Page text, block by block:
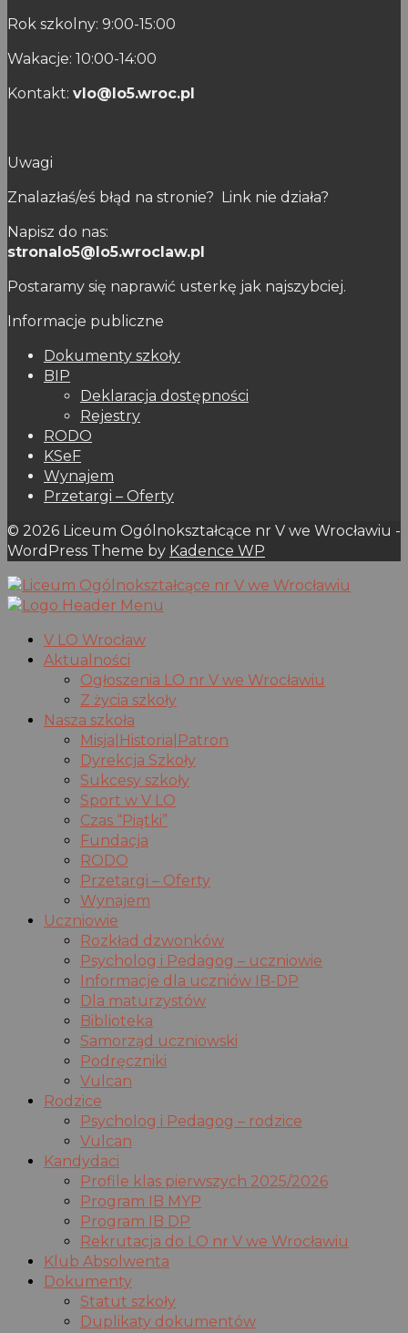
Rok szkolny: 9:00-15:00
Wakacje: 10:00-14:00
Kontakt: vlo@lo5.wroc.pl
Uwagi
Znalazłaś/eś błąd na stronie? Link nie działa?
Napisz do nas:
stronalo5@lo5.wroclaw.pl
Postaramy się naprawić usterkę jak najszybciej.
Informacje publiczne
Dokumenty szkoły
BIP
Deklaracja dostępności
Rejestry
RODO
KSeF
Wynajem
Przetargi – Oferty
© 2026 Liceum Ogólnokształcące nr V we Wrocławiu -
WordPress Theme by Kadence WP
V LO Wrocław
Aktualności
Ogłoszenia LO nr V we Wrocławiu
Z życia szkoły
Nasza szkoła
Misja|Historia|Patron
Dyrekcja Szkoły
Sukcesy szkoły
Sport w V LO
Czas “Piątki”
Fundacja
RODO
Przetargi – Oferty
Wynajem
Uczniowie
Rozkład dzwonków
Psycholog i Pedagog – uczniowie
Informacje dla uczniów IB-DP
Dla maturzystów
Biblioteka
Samorząd uczniowski
Podręczniki
Vulcan
Rodzice
Psycholog i Pedagog – rodzice
Vulcan
Kandydaci
Profile klas pierwszych 2025/2026
Program IB MYP
Program IB DP
Rekrutacja do LO nr V we Wrocławiu
Klub Absolwenta
Dokumenty
Statut szkoły
Duplikaty dokumentów